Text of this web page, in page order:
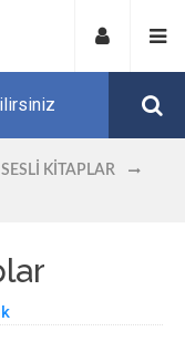
SESLI KITAPLAR